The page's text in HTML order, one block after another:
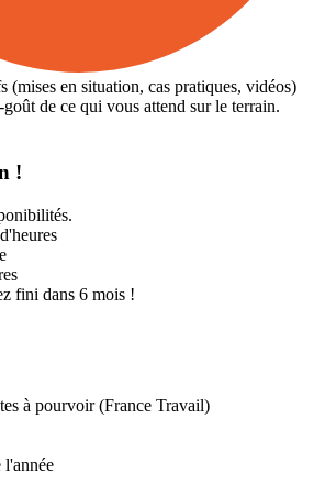
(mises en situation, cas pratiques, vidéos)
de ce qui vous attend sur le terrain.
!
fini dans 6 mois !
à pourvoir (France Travail)
l'année